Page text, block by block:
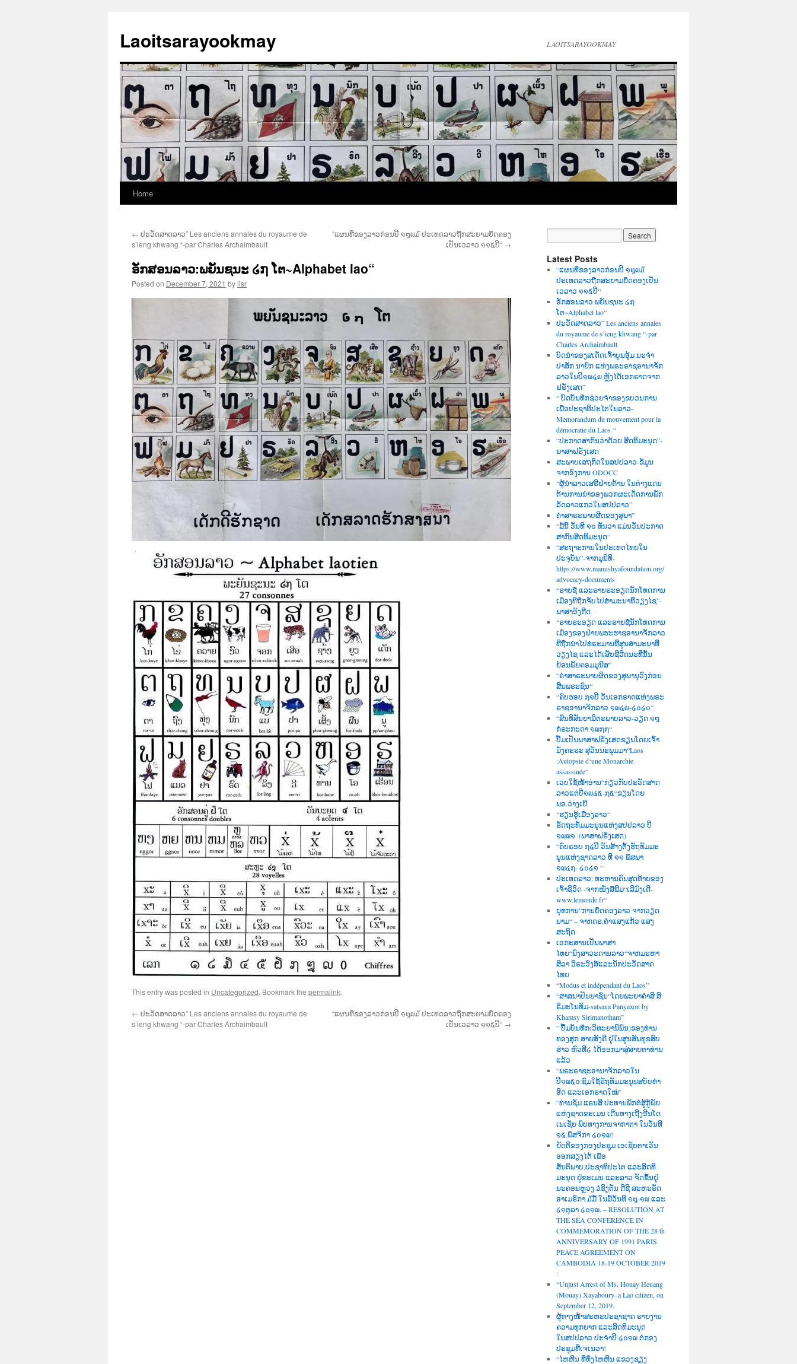
Laoitsarayookmay LAOITSARAYOOKMAY
Skip
content
Home
← ປະວັດສາດລາວ” Les anciens annales du royaume de
s’ieng khwang “-par Charles Archaimbault
“ແຜນທີ່ຂອງລາວກ່ອນປີ ໑໘໙໓ ປະເທດລາວຖືກສະຍາມຍຶດຄອງ
ເປັນເວລາວ ໑໑໕ປີ“ →
ອັກສອນລາວ:ພຍັນຊນະ ໒໗ ໂຕ~Alphabet lao“
Posted on December 7, 2021 bylisr
This entry was posted in Uncategorized. Bookmark the permalink.
← ປະວັດສາດລາວ” Les anciens annales du royaume de
s’ieng khwang “-par Charles Archaimbault
“ແຜນທີ່ຂອງລາວກ່ອນປີ ໑໘໙໓ ປະເທດລາວຖືກສະຍາມຍຶດຄອງ
ເປັນເວລາວ ໑໑໕ປີ“ →
Latest Posts
“ແຜນທີ່ຂອງລາວກ່ອນປີ ໑໘໙໓
ປະເທດລາວຖືກສະຍາມຍຶດຄອງເປັນ
ເວລາວ ໑໑໕ປີ“
ອັກສອນລາວ:ພຍັນຊນະ ໒໗
ໂຕ~Alphabet lao“
ປະວັດສາດລາວ” Les anciens annales
du royaume de s’ieng khwang “-par
Charles Archaimbault
ບົດນຳຂອງສເດັດເຈົ້າບູນອູ້ມ ນະຈຳ
ປາສັກ ນາຍົກ ແຫ່ງພຣະຣາຊອານາຈັກ
ລາວໃນປີ໑໙໔໙ ຫຼັງໄດ້ເອກຣາດຈາກ
ຝຣັ່ງເສດ”
“ ບົດບັນທຶກຊ່ວຍຈຳຂອງຂບວນການ
ເພື່ອປະຊາທິປະໄຕໃນລາວ-
Memorandum du mouvement pour la
démocratie du Laos “
“ປະກາດສາກົນວ່າດ້ວຍ ສິດທິມະນຸດ”-
ພາສາຝຣັ່ງເສດ
ສະພາບເສຖກີດໃນສປປລາວ-ຂໍ້ມູນ
ຈາກອົງການ ODOCC
“ຜູ້ນຳລາວເສຣີຝ່າຍຄ້ານ ໃນຕ່າງແດນ
ຕ້ານການນຳຂອງພວກຜະເດັດການພັກ
ລັດລາວແກວໃນສປປລາວ”
ຄຳສາຣະພາບຜີດຂອງສຸພາ”
“ມື້ນີ້ ວັນທີ ໑໐ ທັນວາ ແມ່ນວັນປະກາດ
ສາກົນສິດທິມະນຸດ“
“ສະຖາະການໃນປະເທດໄທຍໃນ
ປະຈຸບັນ”-ຈາກມຸນິທິ-
https://www.manushyafoundation.org/
advocacy-documents
“ຣາຍຊື່ ແລະຣາຍຣະອຽດນັກໂທດການ
ເມືອງທີຖືກຈັບໄປສຳມະນາທີ່ວຽງໄຊ”-
ພາສາອັງກີດ
“ຣາຍຣະອຽດ ແລະຣາຍຊື່ນັກໂທດການ
ເມືອງຂອງຝ່າຍພຮະຮາຊອານາຈັກລາວ
ທີຖືກນຳໄປທໍຣະມານທີ່ສູນສຳມະນາທີ່
ວຽງໄຊ ແລະໄດ້ເສັຍຊີວີດນະທີ່ນັ້ນ
ຍ້ອນພັຍຄອມມຸນີສ”
“ຄຳສາຣະພາບຜິດຂອງສຸພານຸວົງກ່ອນ
ສີ້ນພຣະຊົນ“
“ຄົບຮອບ ໗໑ປີ ວັນເອກຣາດແຫ່ງພຣະ
ຣາຊອານາຈັກລາວ ໑໙໔໙-໒໐໒໐“
“ສົນທິສັນຍາມິຕະພາບລາວ-ວຽດ ໑໘
ກໍຣະກະດາ ໑໙໗໗“
ປື້ມເປັນພາສາຝຣັ່ງເສດຂຽນໂດຍເຈົ້າ
ມັງຄະຣະ ສຸວັນນະພູມມາ“Laos
:Autopsie d‘une Monarchie
assassinée“
ເວບໃຊ້ໜ້າອ່ານ“ກ່ຽວກັບປະວັດສາດ
ລາວແຕ່ປີ໑໙໔໕-໗໕“ຂຽນໂດຍ
ພອ.ວ່າງເຢີ
“ຮຽນຮູ້ເມືອງລາວ“
ຣັດຖະທັມມະນູນແຫ່ງສປປລາວ ປີ
໑໙໙໑ :(ພາສາຝຣັ່ງເສດ)
“ຄົບຣອບ ໗໔ປີ ວັນສ້າງຕັ້ງຮັຖທັມມະ
ນູນແຫ່ງຊາດລາວ ທີ ໑໑ ພຶສພາ
໑໙໔໗- ໒໐໒໑ “
ປະເທດລາວ: ທະຫານຄົນສຸດທ້າຍຂອງ
ເຈົ້າຊິວິດ -ຈາກໜັງສື່ພີມ“ເລີມົງເດີ-
www.lemonde.fr“
ຍຸທການ“ການຍຶດຄອງລາວ ຈາກວຽດ
ນາມ“ – ຈາກດຣ.ຄຳແສງແກ້ວ ແສງ
ສະຖິດ
ເອກະສານເປັນພາສາ
ໄທຍ“ພົງສາວະດານລາວ“ຈາກມະຫາ
ສີລາ ວີຣະວົງສ໌ແລະນັກປະວັດສາດ
ໄທຍ
“Modus et indépendant du Laos”
“ສາສນາປັນຍາຊົນ“ໂດຍພະຍາຄຳສີ ສີ
ຣິມະໂນທັມ-satsana Panyaxon by
Khamsy Sirimanotham”
” ປື້ມບັນທືກ(ວິທະຍານິພົນ)ຂອງທ່ານ
ທອງສຸກ ສາຍສັງຄີ ຢູ່ໃນສູນສັພທຸຂສົບ
ຮ່າວ ຫົວທີ໒ ໄດ້ອອກມາສູ່ສາຍຕາທ່ານ
ແລ້ວ
“ພຣະຣາຊະອານາຈັກລາວໃນ
ປີ໑໙໕໐:ຊົມໃຊ້ຣັຖທັມມະນູນສບັບທຳ
ອີດ ແລະເອກຣາດໃໝ່”
“ທ່ານຊັມ ແຣນສີ ປະທານພັກຕໍ່ສູ້ກູ້ພັຍ
ແຫ່ງຊາດຂະເມນ ເດີນທາງເຖີງອີນໂດ
ເນເຊັຍ ພົບທາງການຈາກາຕາ ໃນວັນທີ
໑໕ ພຶສຈິກາ ໒໐໑໙!
ຍັດຕິຂອງກອງປະຊຸມ ເອເຊັຍຕາເວັນ
ອອກສຽງໄຕ້ ເພື່ອ
ສັນຕິພາບ,ປະຊາທິປະໄຕ ແລະສິດທິ
ມະນຸດ ຢູ່ຂະເມນ ແລະລາວ ຈັດຂຶ້ນຢູ່
ນະຄອນຫຼວງ ວໍຊິງຕັນ ດີຊີ ສະຫະຣັດ
ອາເມຣິກາ ໓ມື້ ໃນມື້ວັນທີ ໑໘-໑໙ ແລະ
໒໑ຕຸລາ ໒໐໑໙. – RESOLUTION AT
THE SEA CONFERENCE IN
COMMEMORATION OF THE 28 th
ANNIVERSARY OF 1991 PARIS
PEACE AGREEMENT ON
CAMBODIA 18-19 OCTOBER 2019
:
“Unjust Arrest of Ms. Houay Heuang
(Mouay) Xayaboury–a Lao citizen, on
September 12, 2019.
ຜູ້ຕາງໜ້າສະຫະປະຊາຊາດ ຣາຍງານ
ຄວາມທຸກຍາກ ແລະສິດທິມະນຸດ
ໃນສປປລາວ ປະຈຳປີ ໒໐໑໙ ຕໍ່ກອງ
ປະຊຸມທີ່ເຈເນວາ!
“ໄຫຫີນ ທີ່ທົ່ງໄຫຫີນ ແຂວງຊຽງ